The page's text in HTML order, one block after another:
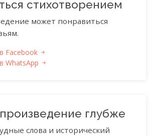
стихотворением
может понравиться
Facebook
WhatsApp
глубже
слова и исторический